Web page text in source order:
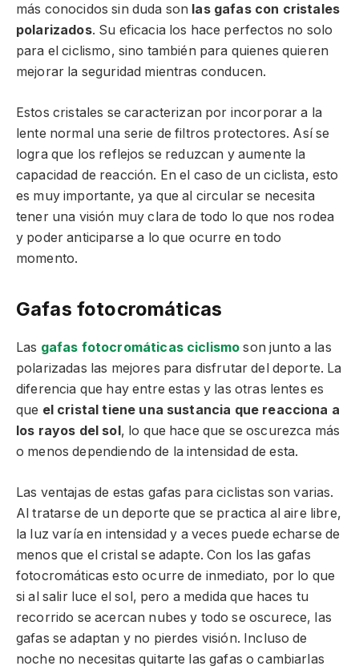
más conocidos sin duda son las gafas con cristales
polarizados. Su eficacia los hace perfectos no solo
para el ciclismo, sino también para quienes quieren
mejorar la seguridad mientras conducen.
Estos cristales se caracterizan por incorporar a la
lente normal una serie de filtros protectores. Así se
logra que los reflejos se reduzcan y aumente la
capacidad de reacción. En el caso de un ciclista, esto
es muy importante, ya que al circular se necesita
tener una visión muy clara de todo lo que nos rodea
y poder anticiparse a lo que ocurre en todo
momento.
Gafas fotocromáticas
Las gafas fotocromáticas ciclismo son junto a las
polarizadas las mejores para disfrutar del deporte. La
diferencia que hay entre estas y las otras lentes es
que el cristal tiene una sustancia que reacciona a
los rayos del sol, lo que hace que se oscurezca más
o menos dependiendo de la intensidad de esta.
Las ventajas de estas gafas para ciclistas son varias.
Al tratarse de un deporte que se practica al aire libre,
la luz varía en intensidad y a veces puede echarse de
menos que el cristal se adapte. Con los las gafas
fotocromáticas esto ocurre de inmediato, por lo que
si al salir luce el sol, pero a medida que haces tu
recorrido se acercan nubes y todo se oscurece, las
gafas se adaptan y no pierdes visión. Incluso de
noche no necesitas quitarte las gafas o cambiarlas